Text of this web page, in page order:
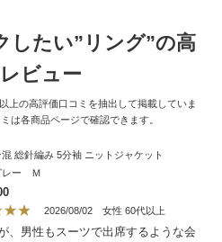
したい”リング”の高
ビュー
上の高評価口コミを抽出して掲載していま
は各商品ページで確認できます。
総針編み 5分袖 ニットジャケット
レー Ｍ
2026/08/02 女性 60代以上
、男性もスーツで出席するような会